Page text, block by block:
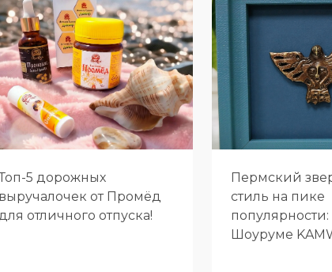
5 дорожных
выручалочек от Промёд
отличного отпуска!
Пермский
стиль на пике
Шоуруме